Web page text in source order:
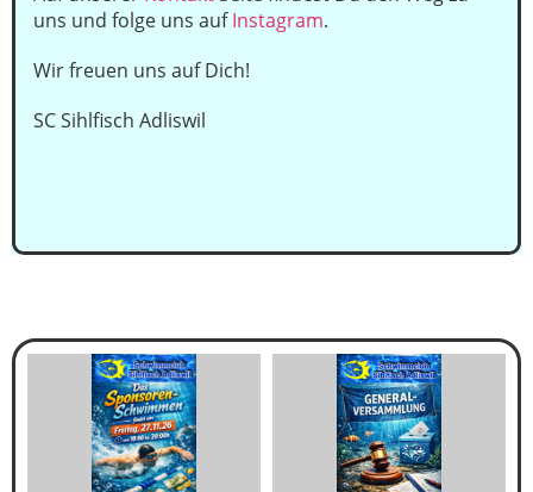
uns und folge uns aufInstagram.
Wir freuen uns auf Dich!
SC Sihlfisch Adliswil